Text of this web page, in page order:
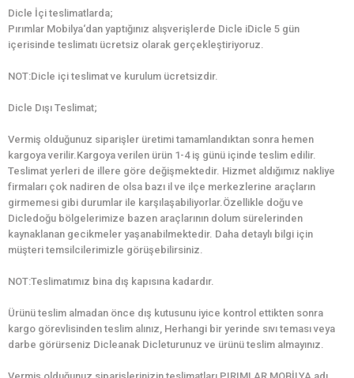
Dicle İçi teslimatlarda;
Pırımlar Mobilya‘dan yaptığınız alışverişlerde Dicle iDicle 5 gün
içerisinde teslimatı ücretsiz olarak gerçekleştiriyoruz.
NOT:Dicle içi teslimat ve kurulum ücretsizdir.
Dicle Dışı Teslimat;
Vermiş olduğunuz siparişler üretimi tamamlandıktan sonra hemen
kargoya verilir.Kargoya verilen ürün 1-4 iş günü içinde teslim edilir.
Teslimat yerleri de illere göre değişmektedir. Hizmet aldığımız nakliye
firmaları çok nadiren de olsa bazı il ve ilçe merkezlerine araçların
girmemesi gibi durumlar ile karşılaşabiliyorlar.Özellikle doğu ve
Dicledoğu bölgelerimize bazen araçlarının dolum sürelerinden
kaynaklanan gecikmeler yaşanabilmektedir. Daha detaylı bilgi için
müşteri temsilcilerimizle görüşebilirsiniz.
NOT:Teslimatımız bina dış kapısına kadardır.
Ürünü teslim almadan önce dış kutusunu iyice kontrol ettikten sonra
kargo görevlisinden teslim alınız, Herhangi bir yerinde sıvı teması veya
darbe görürseniz Dicleanak Dicleturunuz ve ürünü teslim almayınız.